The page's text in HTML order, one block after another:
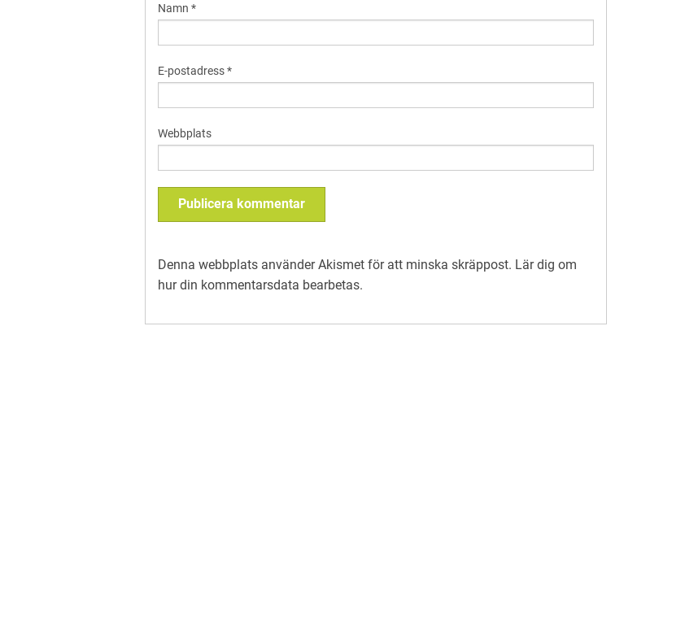
Namn *
E-postadress*
Webbplats
Denna webbplats använder Akismet för att minska skräppost. Lär dig om
hur din kommentarsdata bearbetas.